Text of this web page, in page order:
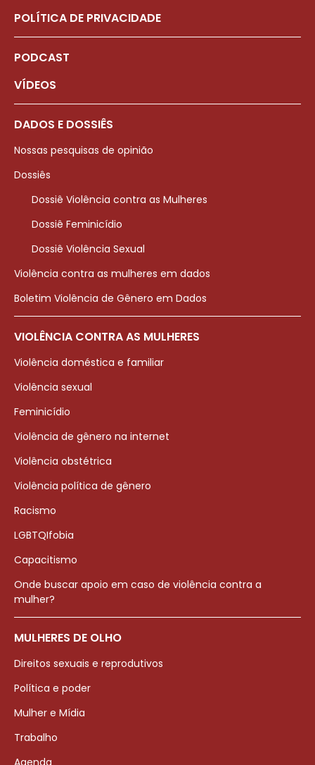
POLÍTICA DE PRIVACIDADE
PODCAST
VÍDEOS
DADOS E DOSSIÊS
Nossas pesquisas de opinião
Dossiês
Dossiê Violência contra as Mulheres
Dossiê Feminicídio
Dossiê Violência Sexual
Violência contra as mulheres em dados
Boletim Violência de Gênero em Dados
VIOLÊNCIA CONTRA AS MULHERES
Violência doméstica e familiar
Violência sexual
Feminicídio
Violência de gênero na internet
Violência obstétrica
Violência política de gênero
Racismo
LGBTQIfobia
Capacitismo
Onde buscar apoio em caso de violência contra a
mulher?
MULHERES DE OLHO
Direitos sexuais e reprodutivos
Política e poder
Mulher e Mídia
Trabalho